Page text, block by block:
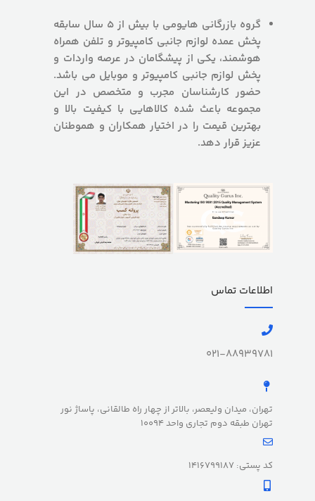
گروه بازرگانی هایومی با بیش از 5 سال سابقه
پخش عمده لوازم جانبی کامپیوتر و تلفن همراه
هوشمند، یکی از پیشگامان در عرصه واردات و
پخش لوازم جانبی کامپیوتر و موبایل می باشد.
حضور کارشناسان مجرب و متخصص در این
مجموعه باعث شده کالاهایی با کیفیت بالا و
بهترین قیمت را در اختیار همکاران و هموطنان
عزیز قرار دهد.
اطلاعات تماس
021-88939781
تهران، میدان ولیعصر، بالاتر از چهار راه طالقانی، پاساژ نور
تهران طبقه دوم تجاری واحد 10094
کد پستی: 1416799187